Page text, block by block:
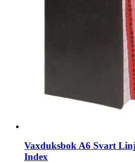
Vaxduksbok A6 Svart
Index